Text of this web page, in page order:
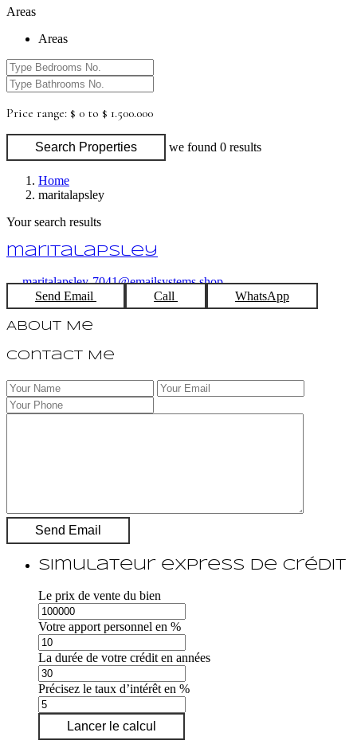
Areas
Areas
Price range: $ 0 to $ 1.500.000
Search Properties we found 0 results
Home
maritalapsley
Your search results
maritalapsley
maritalapsley-7041@emailsystems.shop
Send Email
Call WhatsApp
About Me
Contact Me
Simulateur express de crédit
Le prix de vente du bien
Votre apport personnel en %
La durée de votre crédit en années
Précisez le taux d’intérêt en %
Lancer le calcul